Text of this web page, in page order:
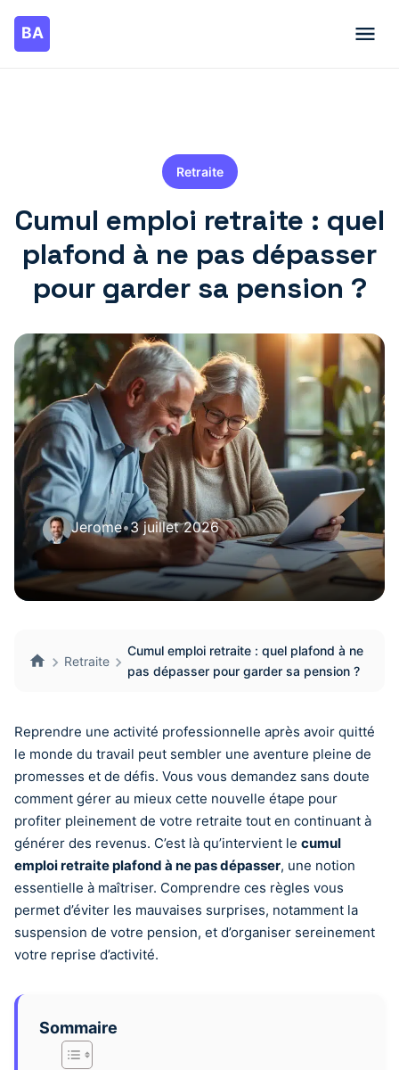
Retraite
Cumul emploi retraite : quel
plafond à ne pas dépasser
pour garder sa pension ?
Jerome•3 juillet 2026
Retraite
Cumul emploi retraite : quel plafond à ne
pas dépasser pour garder sa pension ?
Reprendre une activité professionnelle après avoir quitté
le monde du travail peut sembler une aventure pleine de
promesses et de défis. Vous vous demandez sans doute
comment gérer au mieux cette nouvelle étape pour
profiter pleinement de votre retraite tout en continuant à
générer des revenus. C’est là qu’intervient le cumul
emploi retraite plafond à ne pas dépasser, une notion
essentielle à maîtriser. Comprendre ces règles vous
permet d’éviter les mauvaises surprises, notamment la
suspension de votre pension, et d’organiser sereinement
votre reprise d’activité.
Sommaire